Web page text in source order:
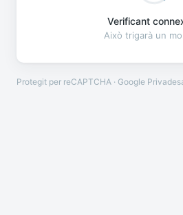
Verificant
Això trigarà un
Protegit per reCAPTCHA · Google